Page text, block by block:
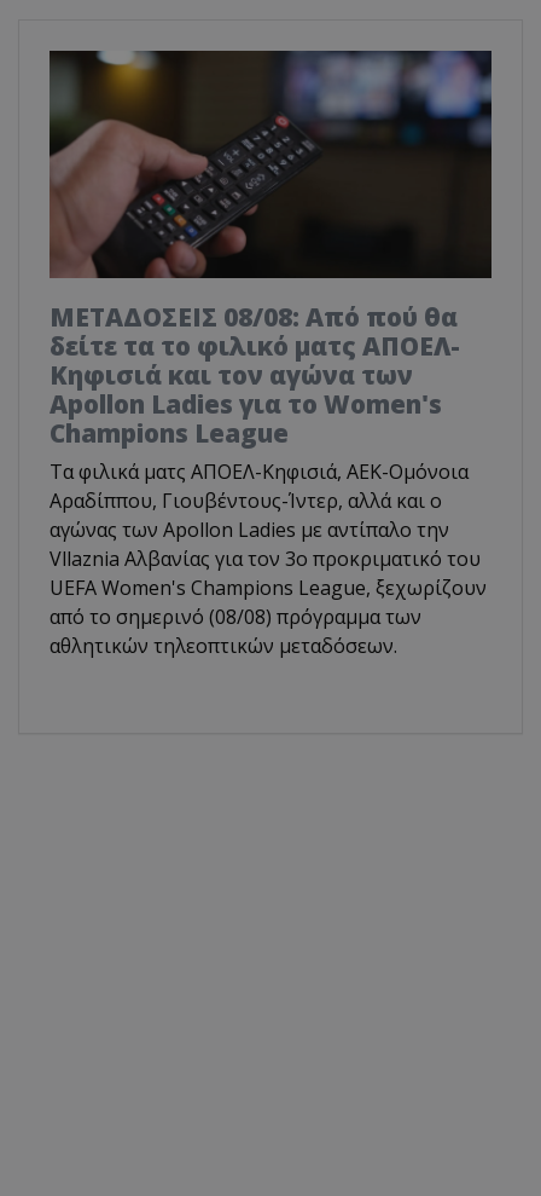
ΜΕΤΑΔΟΣΕΙΣ 08/08: Από πού θα
δείτε τα το φιλικό ματς ΑΠΟΕΛ-
Κηφισιά και τον αγώνα των
Apollon Ladies για το Women's
Champions League
Τα φιλικά ματς ΑΠΟΕΛ-Κηφισιά, ΑΕΚ-Ομόνοια
Αραδίππου, Γιουβέντους-Ίντερ, αλλά και ο
αγώνας των Apollon Ladies με αντίπαλο την
Vllaznia Αλβανίας για τον 3ο προκριματικό του
UEFA Women's Champions League, ξεχωρίζουν
από το σημερινό (08/08) πρόγραμμα των
αθλητικών τηλεοπτικών μεταδόσεων.